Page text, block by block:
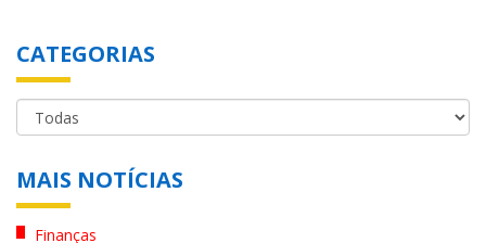
CATEGORIAS
MAIS NOTÍCIAS
Finanças